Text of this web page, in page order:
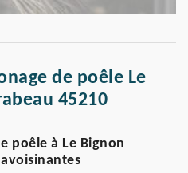
de poêle Le
45210
poêle à Le Bignon